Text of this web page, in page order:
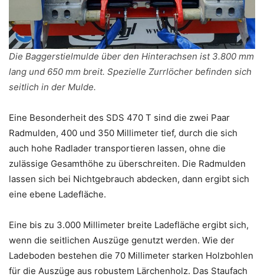
Die Baggerstielmulde über den Hinterachsen ist 3.800 mm
lang und 650 mm breit. Spezielle Zurrlöcher befinden sich
seitlich in der Mulde.
Eine Besonderheit des SDS 470 T sind die zwei Paar
Radmulden, 400 und 350 Millimeter tief, durch die sich
auch hohe Radlader transportieren lassen, ohne die
zulässige Gesamthöhe zu überschreiten. Die Radmulden
lassen sich bei Nichtgebrauch abdecken, dann ergibt sich
eine ebene Ladefläche.
Eine bis zu 3.000 Millimeter breite Ladefläche ergibt sich,
wenn die seitlichen Auszüge genutzt werden. Wie der
Ladeboden bestehen die 70 Millimeter starken Holzbohlen
für die Auszüge aus robustem Lärchenholz. Das Staufach